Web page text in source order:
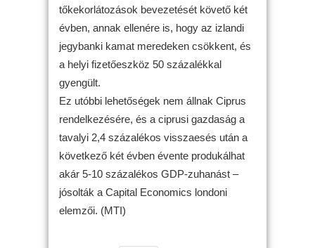
tőkekorlátozások bevezetését követő két
évben, annak ellenére is, hogy az izlandi
jegybanki kamat meredeken csökkent, és
a helyi fizetőeszköz 50 százalékkal
gyengült.
Ez utóbbi lehetőségek nem állnak Ciprus
rendelkezésére, és a ciprusi gazdaság a
tavalyi 2,4 százalékos visszaesés után a
következő két évben évente produkálhat
akár 5-10 százalékos GDP-zuhanást –
jósolták a Capital Economics londoni
elemzői. (MTI)